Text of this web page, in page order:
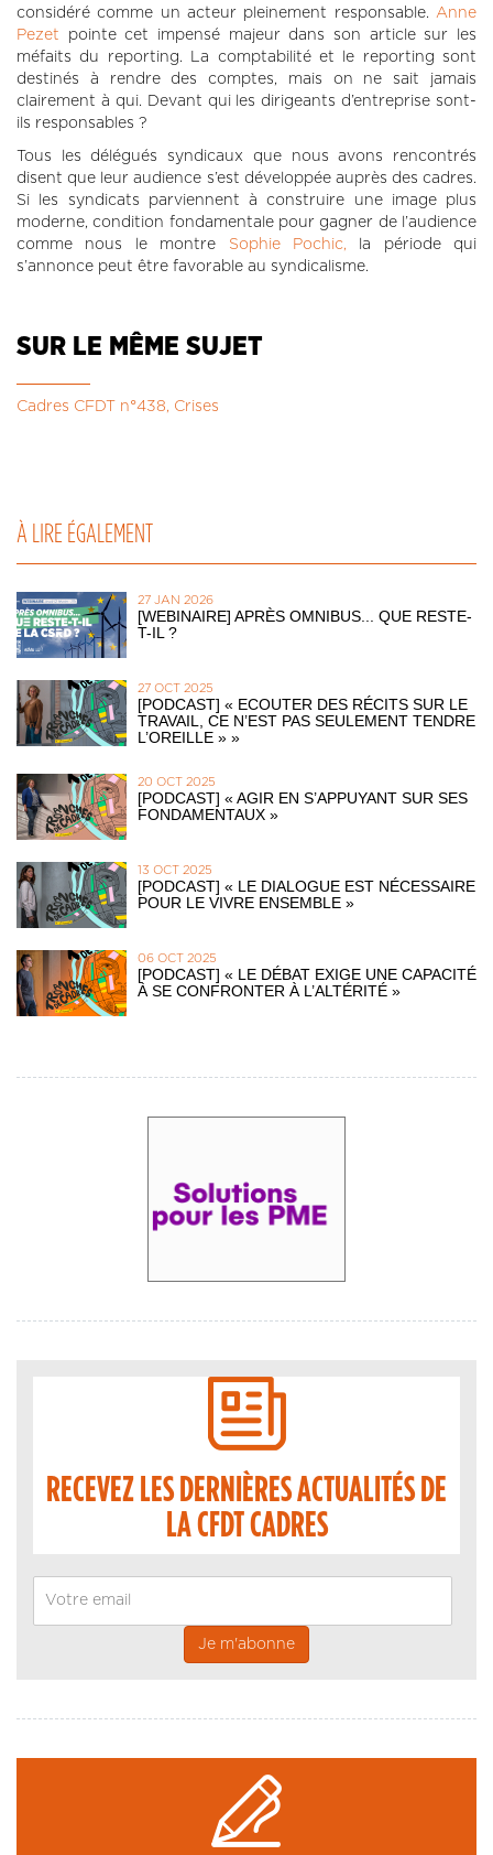
considéré comme un acteur pleinement responsable. Anne
Pezet pointe cet impensé majeur dans son article sur les
méfaits du reporting. La comptabilité et le reporting sont
destinés à rendre des comptes, mais on ne sait jamais
clairement à qui. Devant qui les dirigeants d’entreprise sont-
ils responsables ?
Tous les délégués syndicaux que nous avons rencontrés
disent que leur audience s’est développée auprès des cadres.
Si les syndicats parviennent à construire une image plus
moderne, condition fondamentale pour gagner de l’audience
comme nous le montre
Sophie Pochic, la période qui
s’annonce peut être favorable au syndicalisme.
SUR LE MÊME SUJET
Cadres CFDT n°438, Crises
À LIRE ÉGALEMENT
27 JAN 2026
[WEBINAIRE] APRÈS OMNIBUS... QUE RESTE-
T-IL ?
27 OCT 2025
[PODCAST] « ECOUTER DES RÉCITS SUR LE
TRAVAIL, CE N’EST PAS SEULEMENT TENDRE
L’OREILLE » »
20 OCT 2025
[PODCAST] « AGIR EN S’APPUYANT SUR SES
FONDAMENTAUX »
13 OCT 2025
[PODCAST] « LE DIALOGUE EST NÉCESSAIRE
POUR LE VIVRE ENSEMBLE »
06 OCT 2025
[PODCAST] « LE DÉBAT EXIGE UNE CAPACITÉ
À SE CONFRONTER À L’ALTÉRITÉ »
RECEVEZ LES DERNIÈRES ACTUALITÉS DE
LA CFDT CADRES